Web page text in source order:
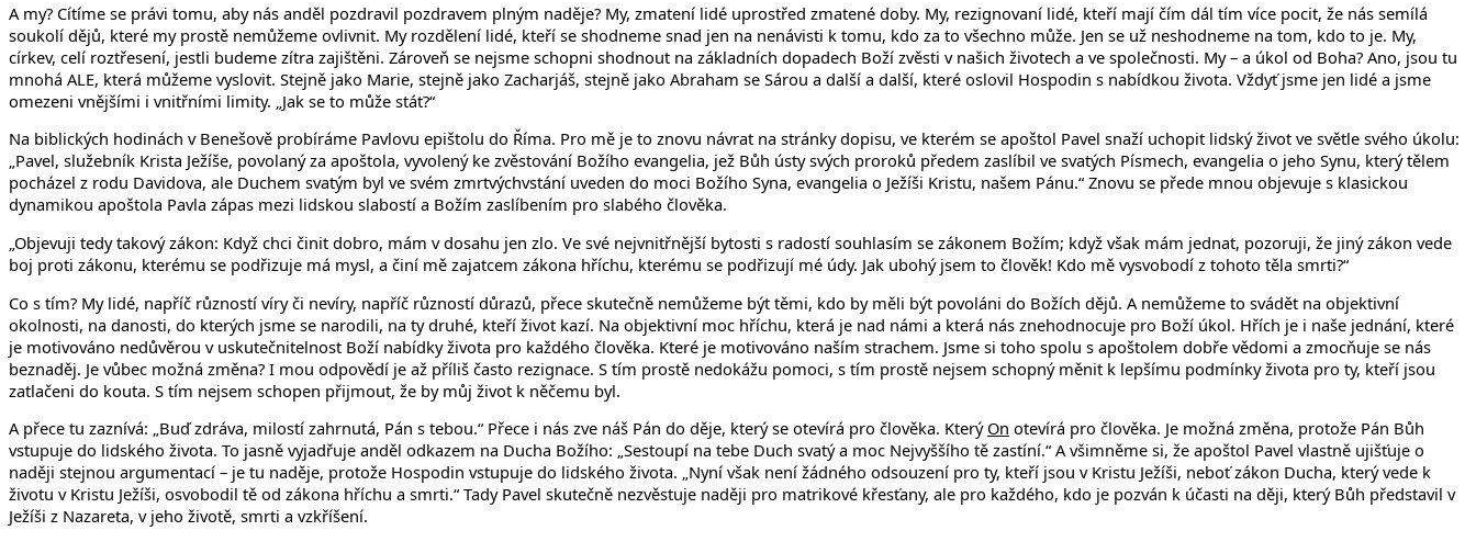
A my? Cítíme se právi tomu, aby nás anděl pozdravil pozdravem plným naděje? My, zmatení lidé uprostřed zmatené doby. My, rezignovaní lidé, kteří mají čím dál tím více pocit, že nás semílá
soukolí dějů, které my prostě nemůžeme ovlivnit. My rozdělení lidé, kteří se shodneme snad jen na nenávisti k tomu, kdo za to všechno může. Jen se už neshodneme na tom, kdo to je. My,
církev, celí roztřesení, jestli budeme zítra zajištěni. Zároveň se nejsme schopni shodnout na základních dopadech Boží zvěsti v našich životech a ve společnosti. My – a úkol od Boha? Ano, jsou tu
mnohá ALE, která můžeme vyslovit. Stejně jako Marie, stejně jako Zacharjáš, stejně jako Abraham se Sárou a další a další, které oslovil Hospodin s nabídkou života. Vždyť jsme jen lidé a jsme
omezeni vnějšími i vnitřními limity. „Jak se to může stát?“
Na biblických hodinách v Benešově probíráme Pavlovu epištolu do Říma. Pro mě je to znovu návrat na stránky dopisu, ve kterém se apoštol Pavel snaží uchopit lidský život ve světle svého úkolu:
„Pavel, služebník Krista Ježíše, povolaný za apoštola, vyvolený ke zvěstování Božího evangelia, jež Bůh ústy svých proroků předem zaslíbil ve svatých Písmech, evangelia o jeho Synu, který tělem
pocházel z rodu Davidova, ale Duchem svatým byl ve svém zmrtvýchvstání uveden do moci Božího Syna, evangelia o Ježíši Kristu, našem Pánu.“ Znovu se přede mnou objevuje s klasickou
dynamikou apoštola Pavla zápas mezi lidskou slabostí a Božím zaslíbením pro slabého člověka.
„Objevuji tedy takový zákon: Když chci činit dobro, mám v dosahu jen zlo. Ve své nejvnitřnější bytosti s radostí souhlasím se zákonem Božím; když však mám jednat, pozoruji, že jiný zákon vede
boj proti zákonu, kterému se podřizuje má mysl, a činí mě zajatcem zákona hříchu, kterému se podřizují mé údy. Jak ubohý jsem to člověk! Kdo mě vysvobodí z tohoto těla smrti?“
Co s tím? My lidé, napříč růzností víry či nevíry, napříč růzností důrazů, přece skutečně nemůžeme být těmi, kdo by měli být povoláni do Božích dějů. A nemůžeme to svádět na objektivní
okolnosti, na danosti, do kterých jsme se narodili, na ty druhé, kteří život kazí. Na objektivní moc hříchu, která je nad námi a která nás znehodnocuje pro Boží úkol. Hřích je i naše jednání, které
je motivováno nedůvěrou v uskutečnitelnost Boží nabídky života pro každého člověka. Které je motivováno naším strachem. Jsme si toho spolu s apoštolem dobře vědomi a zmocňuje se nás
beznaděj. Je vůbec možná změna? I mou odpovědí je až příliš často rezignace. S tím prostě nedokážu pomoci, s tím prostě nejsem schopný měnit k lepšímu podmínky života pro ty, kteří jsou
zatlačeni do kouta. S tím nejsem schopen přijmout, že by můj život k něčemu byl.
A přece tu zaznívá: „Buď zdráva, milostí zahrnutá, Pán s tebou.“ Přece i nás zve náš Pán do děje, který se otevírá pro člověka. Který On otevírá pro člověka. Je možná změna, protože Pán Bůh
vstupuje do lidského života. To jasně vyjadřuje anděl odkazem na Ducha Božího: „Sestoupí na tebe Duch svatý a moc Nejvyššího tě zastíní.“ A všimněme si, že apoštol Pavel vlastně ujišťuje o
naději stejnou argumentací – je tu naděje, protože Hospodin vstupuje do lidského života. „Nyní však není žádného odsouzení pro ty, kteří jsou v Kristu Ježíši, neboť zákon Ducha, který vede k
životu v Kristu Ježíši, osvobodil tě od zákona hříchu a smrti.“ Tady Pavel skutečně nezvěstuje naději pro matrikové křesťany, ale pro každého, kdo je pozván k účasti na ději, který Bůh představil v
Ježíši z Nazareta, v jeho životě, smrti a vzkříšení.